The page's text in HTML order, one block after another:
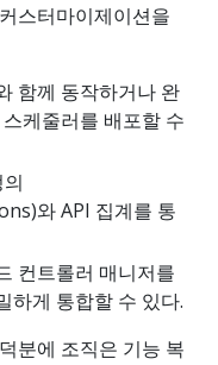
스터마이제이션을
함께 동작하거나 완
케줄러를 배포할 수
와 API 집계를 통
컨트롤러 매니저를
하게 통합할 수 있다.
분에 조직은 기능 복